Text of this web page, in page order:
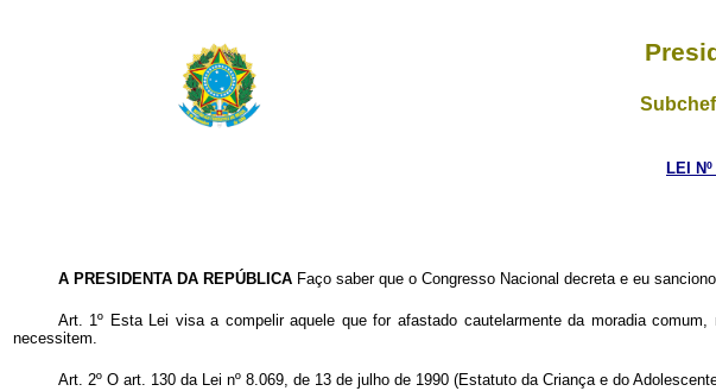
LEI
A PRESIDENTA DA REPÚBLICA Faço saber que o Congresso Nacional decreta e eu
Art. 1º Esta Lei visa a compelir aquele que for afastado cautelarmente da moradia
necessitem.
Art. 2º O art. 130 da Lei nº 8.069, de 13 de julho de 1990 (Estatuto da Criança e do